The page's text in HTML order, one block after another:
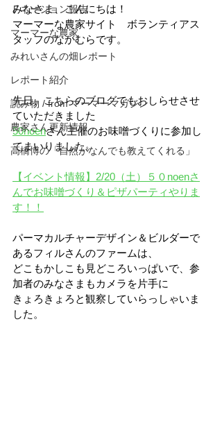
ドネーション報告
マーマーな農家
みれいさんの畑レポート
レポート紹介
読み物 / from マーマーマガジン
農家さん更新情報
高橋博の「自然がなんでも教えてくれる」
みなさま、こんにちは！
マーマーな農家サイト　ボランティアス
タッフのなかむらです。
先日、こちらのブログでもおしらせさせ
ていただきました
50noenさん主催のお味噌づくりに参加し
てまいりました。
【イベント情報】2/20（土）５０noenさ
んでお味噌づくり＆ピザパーティやりま
す！！
パーマカルチャーデザイン＆ビルダーで
あるフィルさんのファームは、
どこもかしこも見どころいっぱいで、参
加者のみなさまもカメラを片手に
きょろきょろと観察していらっしゃいま
した。